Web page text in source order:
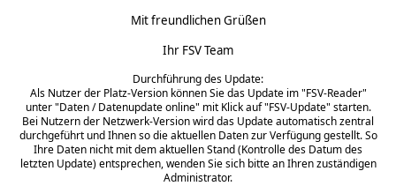
Mit freundlichen Grüßen
Ihr FSV Team
Durchführung des Update:
Als Nutzer der Platz-Version können Sie das Update im "FSV-Reader"
unter "Daten / Datenupdate online" mit Klick auf "FSV-Update" starten.
Bei Nutzern der Netzwerk-Version wird das Update automatisch zentral
durchgeführt und Ihnen so die aktuellen Daten zur Verfügung gestellt. So
Ihre Daten nicht mit dem aktuellen Stand (Kontrolle des Datum des
letzten Update) entsprechen, wenden Sie sich bitte an Ihren zuständigen
Administrator.